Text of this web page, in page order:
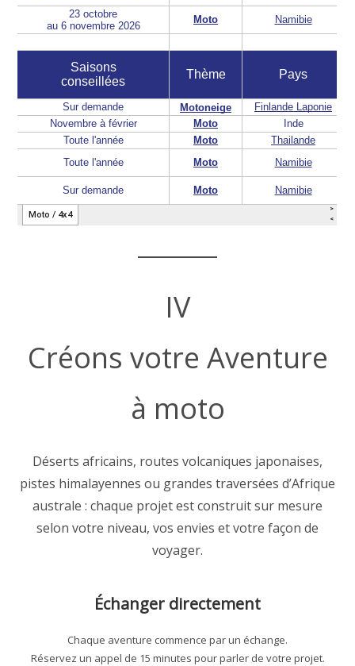
IV
Créons votre Aventure
à moto
Déserts africains, routes volcaniques japonaises,
pistes himalayennes ou grandes traversées d’Afrique
australe : chaque projet est construit sur mesure
selon votre niveau, vos envies et votre façon de
voyager.
Échanger directement
Chaque aventure commence par un échange.
Réservez un appel de 15 minutes pour parler de votre projet.